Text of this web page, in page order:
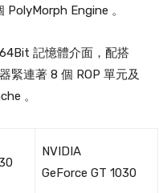
Engine 。
記憶體介面，配搭
緊連著 8 個 ROP 單元及
。
NVIDIA
GeForce GT 1030